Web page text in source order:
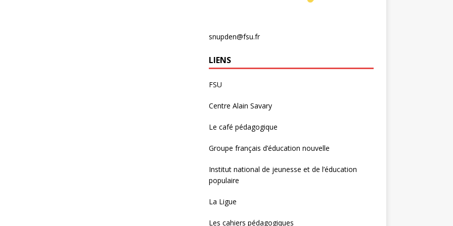
snupden@fsu.fr
LIENS
FSU
Centre Alain Savary
Le café pédagogique
Groupe français d’éducation nouvelle
Institut national de jeunesse et de l’éducation
populaire
La Ligue
Les cahiers pédagogiques